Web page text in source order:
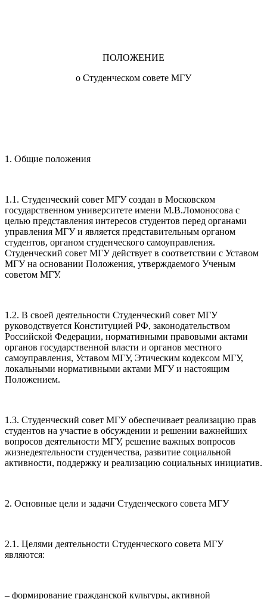
ПОЛОЖЕНИЕ
о Студенческом совете МГУ
1. Общие положения
1.1. Студенческий совет МГУ создан в Московском
государственном университете имени М.В.Ломоносова с
целью представления интересов студентов перед органами
управления МГУ и является представительным органом
студентов, органом студенческого самоуправления.
Студенческий совет МГУ действует в соответствии с Уставом
МГУ на основании Положения, утверждаемого Ученым
советом МГУ.
1.2. В своей деятельности Студенческий совет МГУ
руководствуется Конституцией РФ, законодательством
Российской Федерации, нормативными правовыми актами
органов государственной власти и органов местного
самоуправления, Уставом МГУ, Этическим кодексом МГУ,
локальными нормативными актами МГУ и настоящим
Положением.
1.3. Студенческий совет МГУ обеспечивает реализацию прав
студентов на участие в обсуждении и решении важнейших
вопросов деятельности МГУ, решение важных вопросов
жизнедеятельности студенчества, развитие социальной
активности, поддержку и реализацию социальных инициатив.
2. Основные цели и задачи Студенческого совета МГУ
2.1. Целями деятельности Студенческого совета МГУ
являются:
– формирование гражданской культуры, активной